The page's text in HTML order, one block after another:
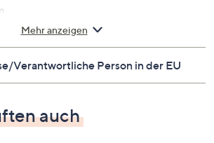
Mehr anzeigen
Verantwortliche Person in der EU
auch